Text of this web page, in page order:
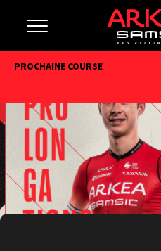
PROCHAINE COURSE